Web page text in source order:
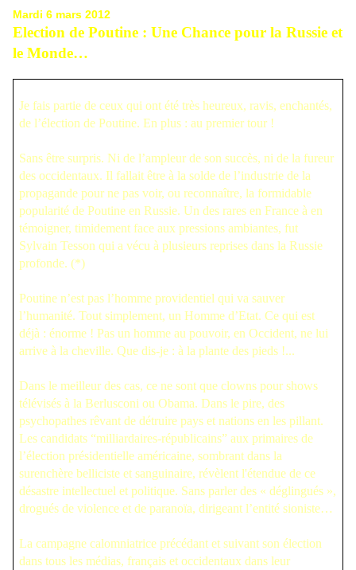
Mardi 6 mars 2012
Election de Poutine : Une Chance pour la Russie et
le Monde…
Je fais partie de ceux qui ont été très heureux, ravis, enchantés,
de l’élection de Poutine. En plus : au premier tour !
Sans être surpris. Ni de l’ampleur de son succès, ni de la fureur
des occidentaux. Il fallait être à la solde de l’industrie de la
propagande pour ne pas voir, ou reconnaître, la formidable
popularité de Poutine en Russie. Un des rares en France à en
témoigner, timidement face aux pressions ambiantes, fut
Sylvain Tesson qui a vécu à plusieurs reprises dans la Russie
profonde. (*)
Poutine n’est pas l’homme providentiel qui va sauver
l’humanité. Tout simplement, un Homme d’Etat. Ce qui est
déjà : énorme ! Pas un homme au pouvoir, en Occident, ne lui
arrive à la cheville. Que dis-je : à la plante des pieds !...
Dans le meilleur des cas, ce ne sont que clowns pour shows
télévisés à la Berlusconi ou Obama. Dans le pire, des
psychopathes rêvant de détruire pays et nations en les pillant.
Les candidats “milliardaires-républicains” aux primaires de
l’élection présidentielle américaine, sombrant dans la
surenchère belliciste et sanguinaire, révèlent l'étendue de ce
désastre intellectuel et politique. Sans parler des « déglingués »,
drogués de violence et de paranoïa, dirigeant l’entité sioniste…
La campagne calomniatrice précédant et suivant son élection
dans tous les médias, français et occidentaux dans leur